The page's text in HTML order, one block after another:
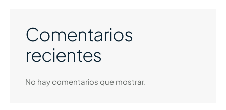
Comentarios
recientes
No hay comentarios que mostrar.